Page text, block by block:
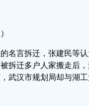
名言拆迁，张建民等
拆迁多户人家搬走后
武汉市规划局却与湖